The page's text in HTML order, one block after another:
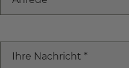
Ihre Nachricht *